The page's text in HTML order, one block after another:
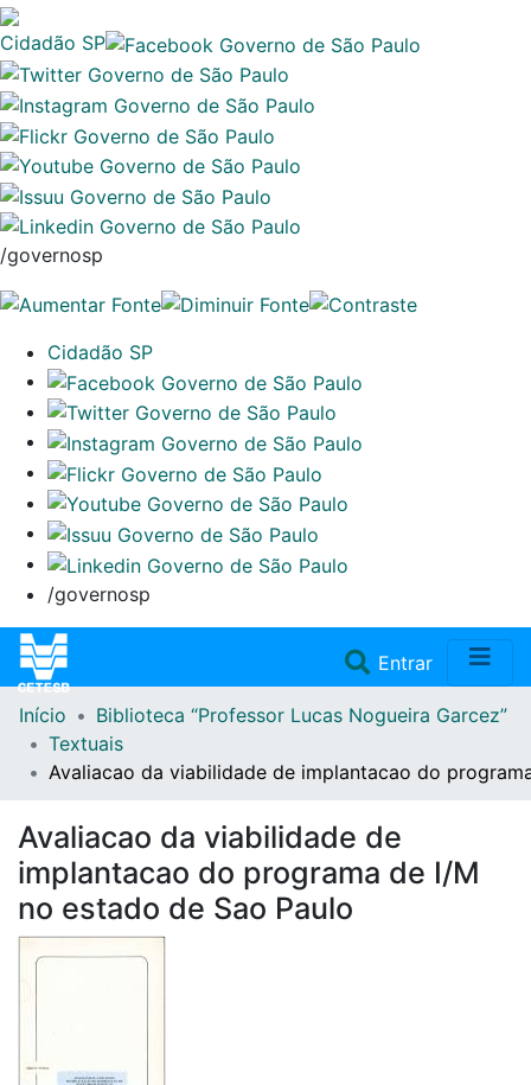
Cidadão SP
/governosp
Cidadão SP
/governosp
Entrar(current)
Home
Repositório
Doações/Aquisições
Início
Biblioteca “Professor Lucas Nogueira Garcez”
Textuais
Avaliacao da viabilidade de implantacao do
Avaliacao da viabilidade de
implantacao do programa de I/M
no estado de Sao Paulo